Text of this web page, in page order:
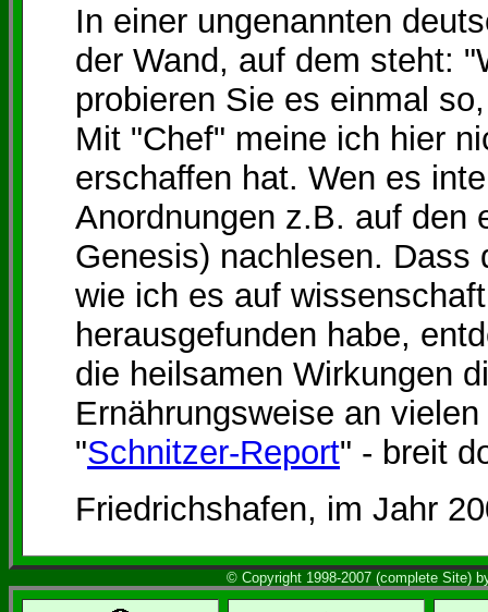
In einer ungenannten
der Wand, auf dem steht:
probieren Sie es einmal
Mit "Chef" meine ich hier
erschaffen hat. Wen es
Anordnungen z.B. auf den
Genesis) nachlesen.
wie ich es auf
herausgefunden habe,
die heilsamen Wirkungen
Ernährungsweise an
"Schnitzer-Report" - breit
Friedrichshafen, im Jahr
© Copyright 1998-2007 (complete Site)